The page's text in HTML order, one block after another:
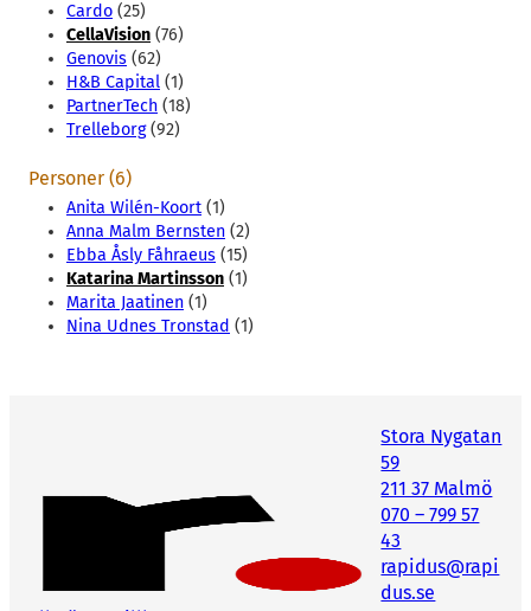
Cardo (25)
CellaVision (76)
Genovis (62)
H&B Capital (1)
PartnerTech (18)
Trelleborg(92)
Personer (6)
Anita Wilén-Koort (1)
Anna Malm Bernsten (2)
Ebba Åsly Fåhraeus (15)
Katarina Martinsson (1)
Marita Jaatinen (1)
Nina Udnes Tronstad (1)
Stora Nygatan
59
211 37 Malmö
070 – 799 57
43
rapidus@rapi
dus.se